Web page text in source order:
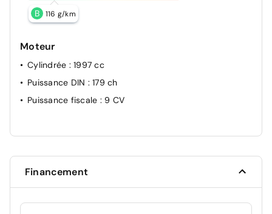
B 116 g/km
Moteur
Cylindrée : 1997 cc
Puissance DIN : 179 ch
Puissance fiscale : 9 CV
Financement